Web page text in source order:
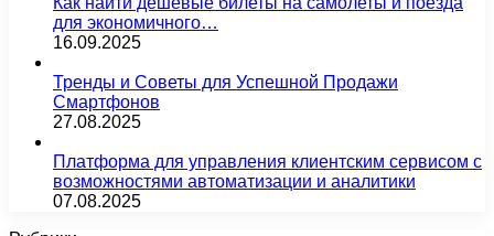
для экономичного…
16.09.2025
Тренды и Советы для Успешной Продажи
Смартфонов
27.08.2025
Платформа для управления клиентским сервисом с
возможностями автоматизации и аналитики
07.08.2025